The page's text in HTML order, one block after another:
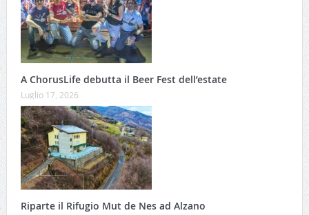
A ChorusLife debutta il Beer Fest dell’estate
Luglio 17, 2026
Riparte il Rifugio Mut de Nes ad Alzano